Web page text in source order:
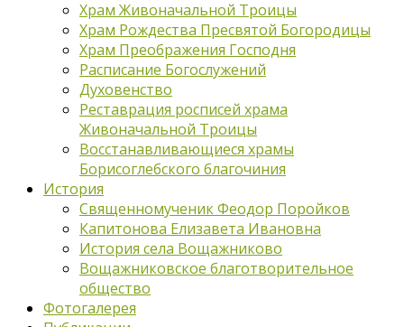
Храм Живоначальной Троицы
Храм Рождества Пресвятой Богородицы
Храм Преображения Господня
Расписание Богослужений
Духовенство
Реставрация росписей храма
Живоначальной Троицы
Восстанавливающиеся храмы
Борисоглебского благочиния
История
Священномученик Феодор Поройков
Капитонова Елизавета Ивановна
История села Вощажниково
Вощажниковское благотворительное
общество
Фотогалерея